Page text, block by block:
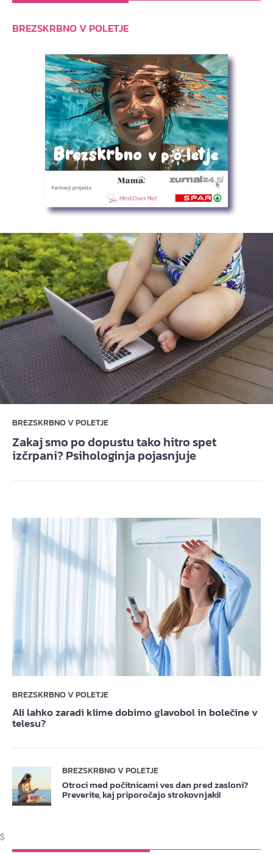
BREZSKRBNO V POLETJE
BREZSKRBNO V POLETJE
Zakaj smo po dopustu tako hitro spet
izčrpani? Psihologinja pojasnjuje
BREZSKRBNO V POLETJE
Ali lahko zaradi klime dobimo glavobol in bolečine v
telesu?
BREZSKRBNO V POLETJE
Otroci med počitnicami ves dan pred zasloni?
Preverite, kaj priporočajo strokovnjaki!
$